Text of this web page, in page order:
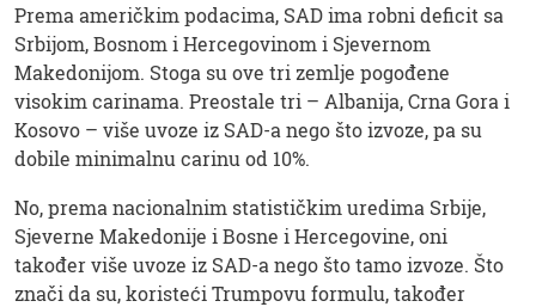
Prema američkim podacima, SAD ima robni deficit sa
Srbijom, Bosnom i Hercegovinom i Sjevernom
Makedonijom. Stoga su ove tri zemlje pogođene
visokim carinama. Preostale tri – Albanija, Crna Gora i
Kosovo – više uvoze iz SAD-a nego što izvoze, pa su
dobile minimalnu carinu od 10%.
No, prema nacionalnim statističkim uredima Srbije,
Sjeverne Makedonije i Bosne i Hercegovine, oni
također više uvoze iz SAD-a nego što tamo izvoze. Što
znači da su, koristeći Trumpovu formulu, također